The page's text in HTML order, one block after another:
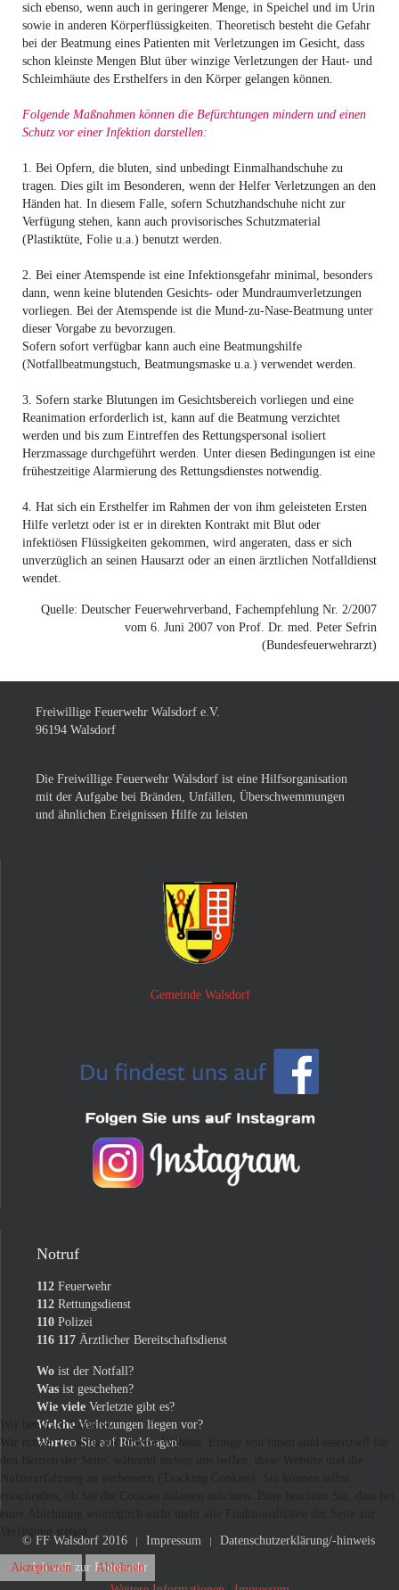
sich ebenso, wenn auch in geringerer Menge, in Speichel und im Urin
sowie in anderen Körperflüssigkeiten. Theoretisch besteht die Gefahr
bei der Beatmung eines Patienten mit Verletzungen im Gesicht, dass
schon kleinste Mengen Blut über winzige Verletzungen der Haut- und
Schleimhäute des Ersthelfers in den Körper gelangen können.
Folgende Maßnahmen können die Befürchtungen mindern und einen
Schutz vor einer Infektion darstellen:
1. Bei Opfern, die bluten, sind unbedingt Einmalhandschuhe zu
tragen. Dies gilt im Besonderen, wenn der Helfer Verletzungen an den
Händen hat. In diesem Falle, sofern Schutzhandschuhe nicht zur
Verfügung stehen, kann auch provisorisches Schutzmaterial
(Plastiktüte, Folie u.a.) benutzt werden.
2. Bei einer Atemspende ist eine Infektionsgefahr minimal, besonders
dann, wenn keine blutenden Gesichts- oder Mundraumverletzungen
vorliegen. Bei der Atemspende ist die Mund-zu-Nase-Beatmung unter
dieser Vorgabe zu bevorzugen.
Sofern sofort verfügbar kann auch eine Beatmungshilfe
(Notfallbeatmungstuch, Beatmungsmaske u.a.) verwendet werden.
3. Sofern starke Blutungen im Gesichtsbereich vorliegen und eine
Reanimation erforderlich ist, kann auf die Beatmung verzichtet
werden und bis zum Eintreffen des Rettungspersonal isoliert
Herzmassage durchgeführt werden. Unter diesen Bedingungen ist eine
frühestzeitige Alarmierung des Rettungsdienstes notwendig.
4. Hat sich ein Ersthelfer im Rahmen der von ihm geleisteten Ersten
Hilfe verletzt oder ist er in direkten Kontrakt mit Blut oder
infektiösen Flüssigkeiten gekommen, wird angeraten, dass er sich
unverzüglich an seinen Hausarzt oder an einen ärztlichen Notfalldienst
wendet.
Quelle: Deutscher Feuerwehrverband, Fachempfehlung Nr. 2/2007
vom 6. Juni 2007 von Prof. Dr. med. Peter Sefrin
(Bundesfeuerwehrarzt)
Freiwillige Feuerwehr Walsdorf e.V.
96194 Walsdorf
Die Freiwillige Feuerwehr Walsdorf ist eine Hilfsorganisation
mit der Aufgabe bei Bränden, Unfällen, Überschwemmungen
und ähnlichen Ereignissen Hilfe zu leisten
Gemeinde Walsdorf
Notruf
112 Feuerwehr
112 Rettungsdienst
110 Polizei
116 117 Ärztlicher Bereitschaftsdienst
Wo ist der Notfall?
Was ist geschehen?
Wie viele Verletzte gibt es?
Welche Verletzungen liegen vor?
Warten Sie auf Rückfragen!
© FF Walsdorf 2016 Impressum
Datenschutzerklärung/-hinweis
Ich will zur Feuerwehr
Wir benutzen Cookies
Wir nutzen Cookies auf unserer Website. Einige von ihnen sind essenziell für
einer Ablehnung womöglich nicht mehr alle Funktionalitäten der Seite zur
Akzeptieren
Ablehnen